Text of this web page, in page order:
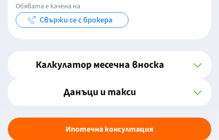
Обявата е качена на
Свържи се с брокера
Калкулатор месечна вноска
Данъци и такси
Ипотечна консултация